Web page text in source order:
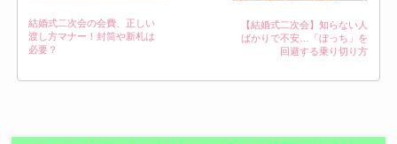
結婚式二次会の会費、正しい
渡し方マナー！封筒や新札は
必要？
【結婚式二次会】知らない人
ばかりで不安…「ぼっち」を
回避する乗り切り方